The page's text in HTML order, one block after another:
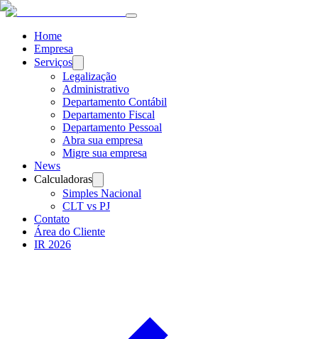
Home
Empresa
Serviços
Legalização
Administrativo
Departamento Contábil
Departamento Fiscal
Departamento Pessoal
Abra sua empresa
Migre sua empresa
News
Calculadoras
Simples Nacional
CLT vs PJ
Contato
Área do Cliente
IR 2026